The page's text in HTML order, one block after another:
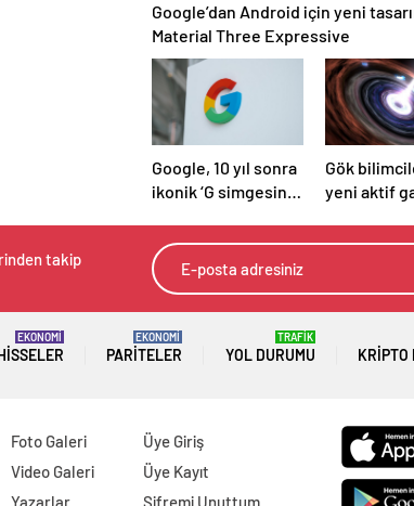
Google’dan Android için yeni
Material Three Expressive
Google, 10 yıl sonra
ikonik ‘G simgesini’
yeni tasarım
Gök
yeni aktif
takip
EKONOMİ
PARITELER
EKONOMİ
YOL DURUMU
TRAFİK
KRIPTO
Foto Galeri
Video Galeri
Yazarlar
Üye Giriş
Üye Kayıt
Şifremi Unuttum